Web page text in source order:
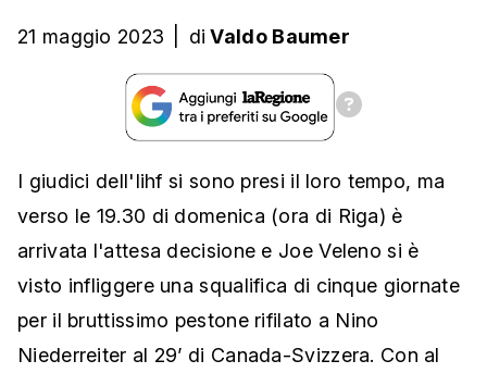
21 maggio 2023 di Valdo Baumer
I giudici dell'Iihf si sono presi il loro tempo, ma
verso le 19.30 di domenica (ora di Riga) è
arrivata l'attesa decisione e Joe Veleno si è
visto infliggere una squalifica di cinque giornate
per il bruttissimo pestone rifilato a Nino
Niederreiter al 29’ di Canada-Svizzera. Con al